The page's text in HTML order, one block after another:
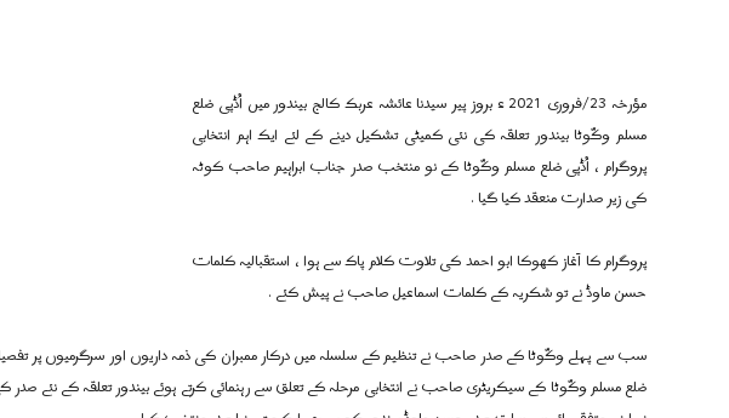
مؤرخہ 23/فروری 2021 ء بروز پیر سیدنا عائشہ عربک كالج بیندور میں اُڈپی ضلع
مسلم وکّوٹا بيندور تعلقہ کی نئی کمیٹی تشکیل دینے کے لئے ایک اہم انتخابی
پروگرام ، اُڈپی ضلع مسلم وکّوٹا کے نو منتخب صدر جناب ابراہیم صاحب کوٹہ
کی زیر صدارت منعقد کیا گیا .
پروگرام کا آغاز کھوکا ابو احمد کی تلاوت کلام پاک سے ہوا ، استقبالیہ کلمات
حسن ماوڈ نے تو شکریہ کے کلمات اسماعیل صاحب نے پیش کئے .
سب سے پہلے وکّوٹا کے صدر صاحب نے تنظیم کے سلسلہ میں درکار ممبران کی ذمہ داریوں اور سرگرمیوں پر
ضلع مسلم وکّوٹا کے سیکریٹری صاحب نے انتخابی مرحلہ کے تعلق سے رہنمائی کرتے ہوئے بيندور تعلقہ کے نئے صدر